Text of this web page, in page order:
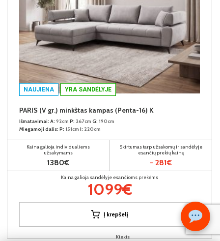
Kiekis:
NAUJIENA YRA SANDĖLYJE
PARIS (V gr.) minkštas kampas (Penta-16) K
Išmatavimai: A: 92cm P: 267cm G: 190cm
Miegamoji dalis: P: 151cm I: 220cm
Kaina galioja individualiems
užsakymams
1380€
Skirtumas tarp užsakomų ir sandėlyje
esančių prekių kainų
- 281€
Kaina galioja sandėlyje esančioms prekėms
1099€
Į krepšelį